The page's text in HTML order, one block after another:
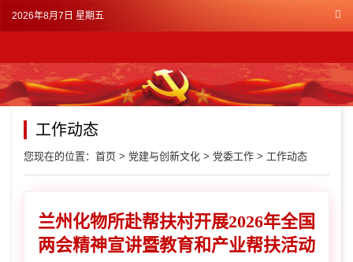
2026年8月7日 星期五
工作动态
您现在的位置： 首页 > 党建与创新文化 > 党委工作 > 工作动态
兰州化物所赴帮扶村开展2026年全国
两会精神宣讲暨教育和产业帮扶活动